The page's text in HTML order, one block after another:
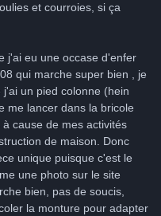
et courroies, si ça
j'ai eu une occase d'enfer
qui marche super bien , je
un pied colonne (hein
me lancer dans la bricole
cause de mes activités
de maison. Donc
unique puisque c'est le
une photo sur le site
bien, pas de soucis,
la monture pour adapter